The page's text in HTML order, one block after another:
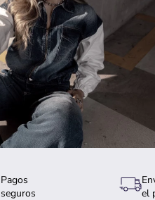
Pagos
seguros
el